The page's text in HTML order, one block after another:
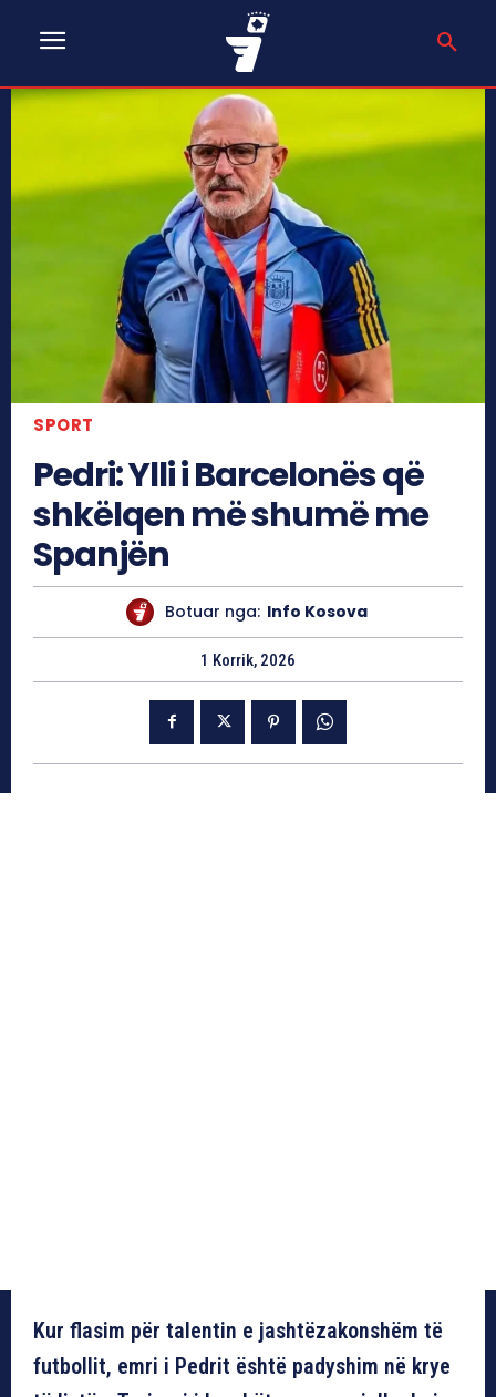
SPORT
Pedri: Ylli i Barcelonës që
shkëlqen më shumë me
Spanjën
Botuar nga: Info Kosova
1 Korrik, 2026
Kur flasim për talentin e jashtëzakonshëm të
futbollit, emri i Pedrit është padyshim në krye